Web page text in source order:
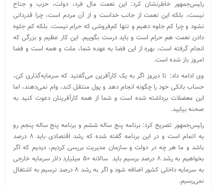
رئیس‌جمهور خاطرنشان کرد: این نعمت مال فرد، دولت، حزب و جناح
نیست، بلکه این نعمت از جانب خداست و از آن مردم است، چرا قدردانی
نشود و چرا کم جلوه دهیم و تنها کم‌فروشی که حرام نیست، بلکه کم جلوه
دادن نعمت هم حرام است و باید درست بگوییم. این کار عظیم و بزرگی که
انجام گرفته است، بهره از این فضا به عهده شما، ملت و همه است و فضا
امروز باز شده است.
وی ادامه داد: تا دیروز اگر به یک کارآفرین می‌گفتید که سرمایه‌گذاری کن،
حساب بانکی خود را چگونه انجام دهد و پول منتقل کند، وام نمی‌دهند، اما
این معضلات برداشته شده است و شما از همه کارآفرینان دعوت کنید به
صحنه بیایید.
رئیس‌جمهور تصریح کرد: برنامه پنج ساله ششم و برنامه پنج ساله پنجم رو
به اتمام است و در این برنامه گفته شده که رشد اقتصادی باید ۸ درصد
باشد و ما هر چه در دولت و سازمان مدیریت بررسی کردیم، دیدیم که اگر
بخواهیم به رشد ۸ درصد برسیم باید سالانه ۵۰ میلیارد دلار سرمایه خارجی
به سرمایه داخلی کشور اضافه شود و اگر به رشد ۸ درصد نرسیم به اشتغال
نمی‌رسیم.